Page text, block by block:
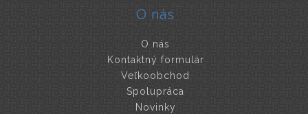
O nás
O nás
Kontaktný formulár
Veľkoobchod
Spolupráca
Novinky